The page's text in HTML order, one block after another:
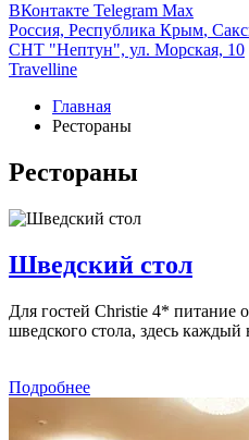
ВКонтакте Telegram Max
Россия, Республика Крым,
СНТ "Нептун", ул. Морская, 10
Travelline
Главная
Рестораны
Рестораны
Шведский стол
Для гостей Christie 4* питание
шведского стола, здесь каждый
Подробнее